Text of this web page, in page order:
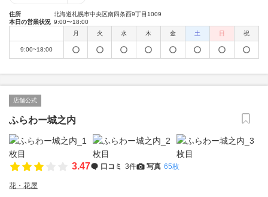
住所
北海道札幌市中央区南四条西9丁目1009
本日の営業状況 9:00〜18:00
月
火 水 木 金 土 日 祝
9:00~18:00
店舗公式
ふらわー城之内
3.47 口コミ 3件 写真 65枚
花・花屋